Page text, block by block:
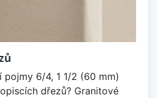
pojmy 6/4, 1 1/2 (60 mm)
dřezů? Granitové